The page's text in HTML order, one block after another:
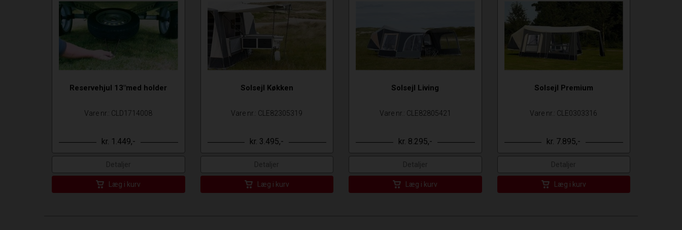
Reservehjul 13"med holder
Vare nr.: CLD1714008
kr. 1.449,-
Detaljer
Læg i kurv
Solsejl Køkken
Vare nr.: CLE82305319
kr. 3.495,-
Detaljer
Læg i kurv
Solsejl Living
Vare nr.: CLE82805421
kr. 8.295,-
Detaljer
Læg i kurv
Solsejl Premium
Vare nr.: CLE0303316
kr. 7.895,-
Detaljer
Læg i kurv